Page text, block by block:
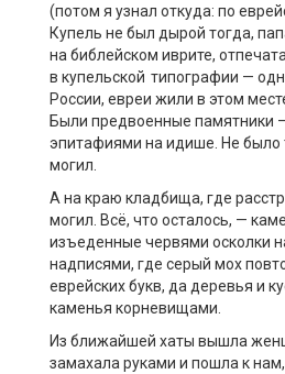
(потом я узнал откуда: по
Купель не был дырой тогда,
на библейском иврите,
в купельской типографии —
России, евреи жили в этом
Были предвоенные памятники
эпитафиями на идише. Не было
могил.
А на краю кладбища, где
могил. Всё, что осталось, —
изъеденные червями осколки
надписями, где серый мох
еврейских букв, да деревья и
каменья корневищами.
Из ближайшей хаты вышла
замахала руками и пошла к